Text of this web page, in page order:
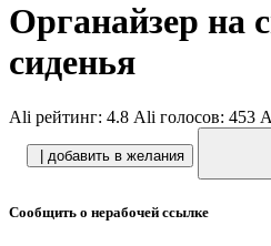
Органайзер на
сиденья
Ali рейтинг: 4.8 Ali голосов: 453
| добавить в желания
Сообщить о нерабочей ссылке